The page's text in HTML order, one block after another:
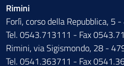
Rimini
Forlì, corso della Repubblica, 5
Tel. 0543.713111 - Fax
Rimini, via Sigismondo, 28 -
Tel. 0541.363711 - Fax